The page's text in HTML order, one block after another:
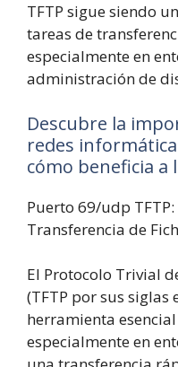
TFTP sigue siendo
tareas de
especialmente en
administración de
Descubre la
redes
cómo beneficia a
Puerto 69/udp
Transferencia de
El Protocolo Trivial
(TFTP por sus siglas
herramienta
especialmente en